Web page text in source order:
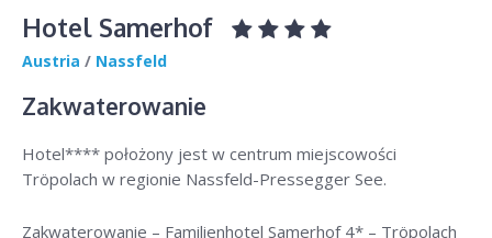
Hotel Samerhof
Austria / Nassfeld
Zakwaterowanie
Hotel**** położony jest w centrum miejscowości
Tröpolach w regionie Nassfeld-Pressegger See.
Zakwaterowanie – Familienhotel Samerhof 4* – Tröpolach